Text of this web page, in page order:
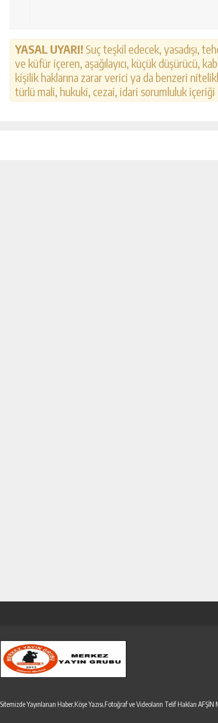
YASAL UYARI! Suç teşkil edecek, yasadışı,
ve küfür içeren, aşağılayıcı, küçük düşürücü,
kişilik haklarına zarar verici ya da benzeri
türlü mali, hukuki, cezai, idari sorumluluk
Sitemizde Yayınlanan Haber,Köşe Yazısı,Fotoğraf ve Videoların Telif Hakları